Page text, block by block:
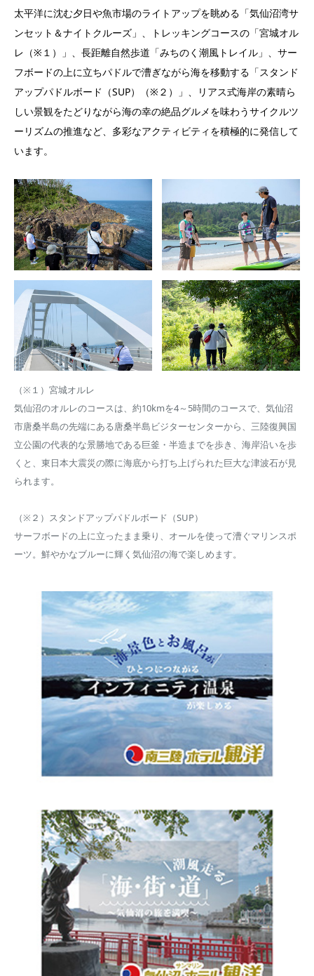
太平洋に沈む夕日や魚市場のライトアップを眺める「気仙沼湾サ
ンセット＆ナイトクルーズ」、トレッキングコースの「宮城オル
レ（※１）」、長距離自然歩道「みちのく潮風トレイル」、サー
フボードの上に立ちパドルで漕ぎながら海を移動する「スタンド
アップパドルボード（SUP）（※２）」、リアス式海岸の素晴ら
しい景観をたどりながら海の幸の絶品グルメを味わうサイクルツ
ーリズムの推進など、多彩なアクティビティを積極的に発信して
います。
（※１）宮城オルレ
気仙沼のオルレのコースは、約10kmを4～5時間のコースで、気仙沼
市唐桑半島の先端にある唐桑半島ビジターセンターから、三陸復興国
立公園の代表的な景勝地である巨釜・半造までを歩き、海岸沿いを歩
くと、東日本大震災の際に海底から打ち上げられた巨大な津波石が見
られます。
（※２）スタンドアップパドルボード（SUP）
サーフボードの上に立ったまま乗り、オールを使って漕ぐマリンスポ
ーツ。鮮やかなブルーに輝く気仙沼の海で楽しめます。